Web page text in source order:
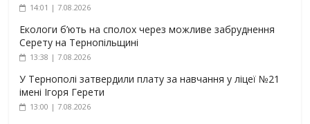
14:01 | 7.08.2026
Екологи б’ють на сполох через можливе забруднення
Серету на Тернопільщині
13:38 | 7.08.2026
У Тернополі затвердили плату за навчання у ліцеї №21
імені Ігоря Герети
13:00 | 7.08.2026